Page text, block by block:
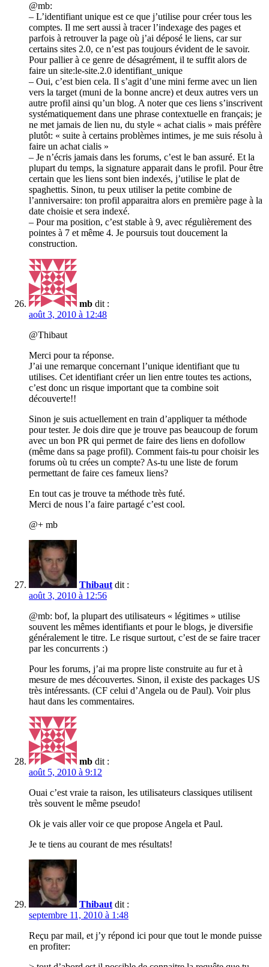
@mb:
– L’identifiant unique est ce que j’utilise pour créer tous les
comptes. Il me sert aussi à tracer l’indexage des pages et
parfois à retrouver la page où j’ai déposé le liens, car sur
certains sites 2.0, ce n’est pas toujours évident de le savoir.
Pour pallier à ce genre de désagrément, il te suffit alors de
faire un site:le-site.2.0 identifiant_unique
– Oui, c’est bien cela. Il s’agit d’une mini ferme avec un lien
vers la target (muni de la bonne ancre) et deux autres vers un
autre profil ainsi qu’un blog. A noter que ces liens s’inscrivent
systématiquement dans une phrase contextuelle en français; je
ne met jamais de lien nu, du style « achat cialis » mais préfère
plutôt: « suite à certains problèmes intimes, je me suis résolu à
faire un achat cialis »
– Je n’écris jamais dans les forums, c’est le ban assuré. Et la
plupart du temps, la signature apparait dans le profil. Pour être
certain que les liens sont bien indexés, j’utilise le plat de
spaghettis. Sinon, tu peux utiliser la petite combine de
l’anniversaire: ton profil apparaitra alors en première page à la
date choisie et sera indexé.
– Pour ma position, c’est stable à 9, avec régulièrement des
pointes à 7 et même 4. Je poursuis tout doucement la
construction.
mb dit :
août 3, 2010 à 12:48
@Thibaut
Merci pour ta réponse.
J’ai une remarque concernant l’unique identifiant que tu
utilises. Cet identifiant créer un lien entre toutes tes actions,
c’est donc un risque important que ta combine soit
découverte!!
Sinon je suis actuellement en train d’appliquer ta méthode
pour tester. Je dois dire que je trouve pas beaucoup de forum
avec un bon PR qui permet de faire des liens en dofollow
(même dans sa page profil). Comment fais-tu pour choisir les
forums où tu crées un compte? As-tu une liste de forum
permettant de faire ces fameux liens?
En tout cas je trouve ta méthode très futé.
Merci de nous l’a faire partagé c’est cool.
@+ mb
Thibaut dit :
août 3, 2010 à 12:56
@mb: bof, la plupart des utilisateurs « légitimes » utilise
souvent les mêmes identifiants et pour le blogs, je diversifie
généralement le titre. Le risque surtout, c’est de se faire tracer
par les concurrents :)
Pour les forums, j’ai ma propre liste construite au fur et à
mesure de mes découvertes. Sinon, il existe des packages US
très intéressants. (CF celui d’Angela ou de Paul). Voir plus
haut dans les commentaires.
mb dit :
août 5, 2010 à 9:12
Ouai c’est vraie ta raison, les utilisateurs classiques utilisent
très souvent le même pseudo!
Ok je vais aller voir ce que propose Angela et Paul.
Je te tiens au courant de mes résultats!
Thibaut dit :
septembre 11, 2010 à 1:48
Reçu par mail, et j’y répond ici pour que tout le monde puisse
en profiter: